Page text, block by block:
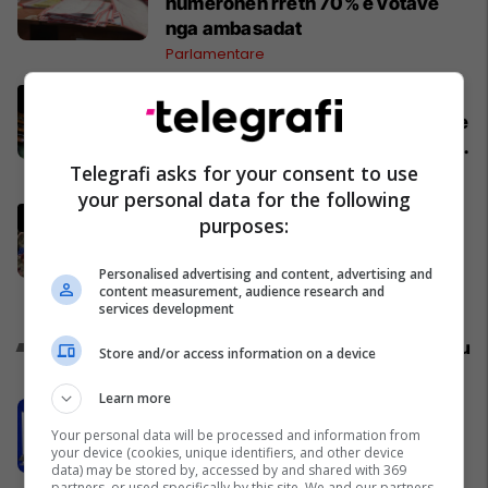
nga ambasadat
Parlamentare
Rezultatet e deritanishme - LVV
siguron 49 ulëse në Kuvend, PDK e
dyta me 24 – si pritet të jetë ndarja
e mandateve?
Parlamentare
Trump: Sot i dhamë fund luftës me
Iranin, trupat do kthehen shumë
shpejt në shtëpi
Amerika
Promo Reklamo këtu
karrierë të re
Edu Care
Telegrafi asks for your consent to use
your personal data for the following
purposes:
Personalised advertising and content, advertising and
content measurement, audience research and
services development
Store and/or access information on a device
Learn more
Your personal data will be processed and information from
your device (cookies, unique identifiers, and other device
data) may be stored by, accessed by and shared with 369